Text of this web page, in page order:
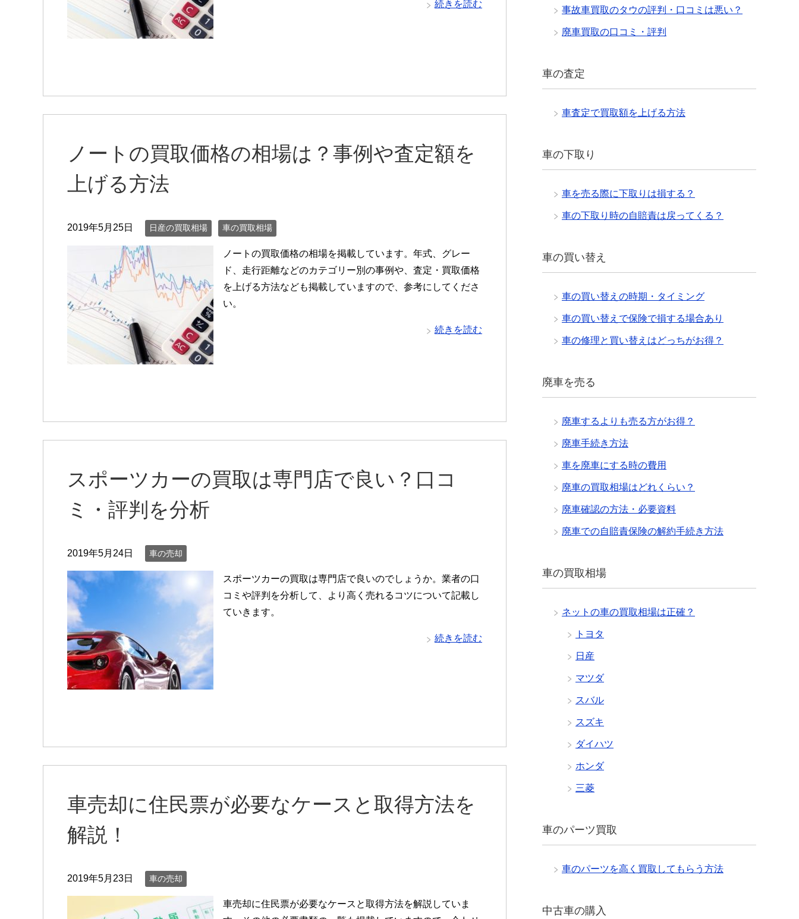
続きを読む
ノートの買取価格の相場は？事例や査定額を
上げる方法
2019年5月25日 日産の買取相場 車の買取相場
ノートの買取価格の相場を掲載しています。年式、グレー
ド、走行距離などのカテゴリー別の事例や、査定・買取価格
を上げる方法なども掲載していますので、参考にしてくださ
い。
続きを読む
スポーツカーの買取は専門店で良い？口コ
ミ・評判を分析
2019年5月24日 車の売却
スポーツカーの買取は専門店で良いのでしょうか。業者の口
コミや評判を分析して、より高く売れるコツについて記載し
ていきます。
続きを読む
車売却に住民票が必要なケースと取得方法を
解説！
2019年5月23日 車の売却
車売却に住民票が必要なケースと取得方法を解説していま
事故車買取のタウの評判・口コミは悪い？
廃車買取の口コミ・評判
車の査定
車査定で買取額を上げる方法
車の下取り
車を売る際に下取りは損する？
車の下取り時の自賠責は戻ってくる？
車の買い替え
車の買い替えの時期・タイミング
車の買い替えで保険で損する場合あり
車の修理と買い替えはどっちがお得？
廃車を売る
廃車するよりも売る方がお得？
廃車手続き方法
車を廃車にする時の費用
廃車の買取相場はどれくらい？
廃車確認の方法・必要資料
廃車での自賠責保険の解約手続き方法
車の買取相場
ネットの車の買取相場は正確？
トヨタ
日産
マツダ
スバル
スズキ
ダイハツ
ホンダ
三菱
車のパーツ買取
車のパーツを高く買取してもらう方法
中古車の購入